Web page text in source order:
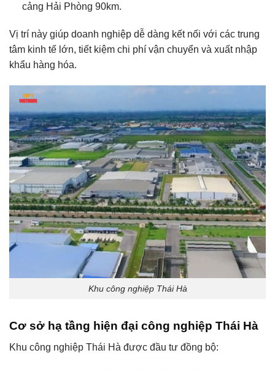
cảng Hải Phòng 90km.
Vị trí này giúp doanh nghiệp dễ dàng kết nối với các trung
tâm kinh tế lớn, tiết kiệm chi phí vận chuyển và xuất nhập
khẩu hàng hóa.
Khu công nghiệp Thái Hà
Cơ sở hạ tầng hiện đại công nghiệp Thái Hà
Khu công nghiệp Thái Hà được đầu tư đồng bộ: